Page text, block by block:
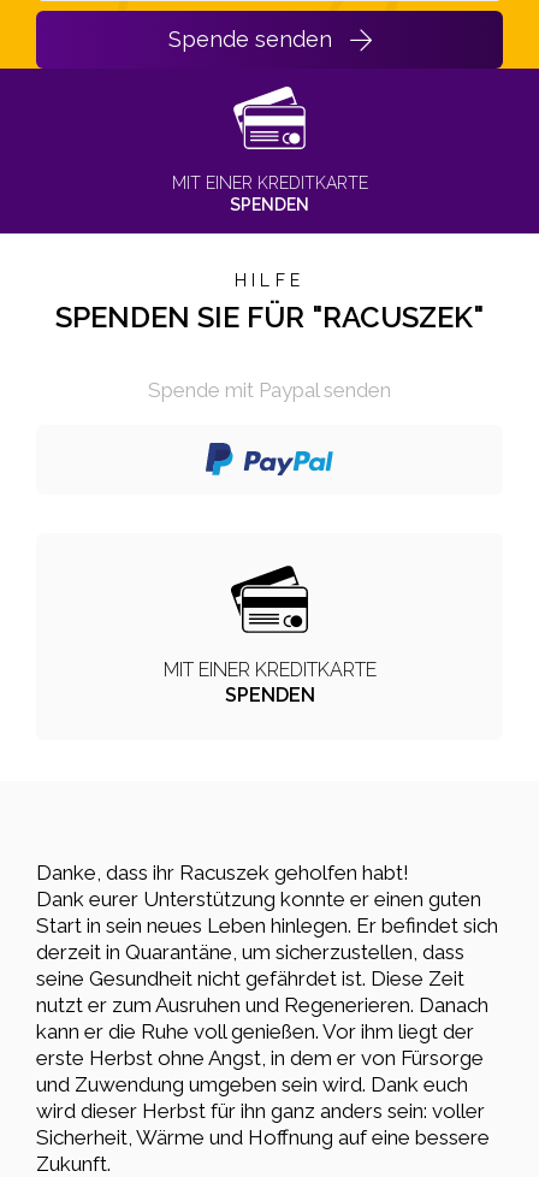
Spende senden
MIT EINER KREDITKARTE
SPENDEN
HILFE
SPENDEN SIE FÜR "RACUSZEK"
Spende mit Paypal senden
MIT EINER KREDITKARTE
SPENDEN
Danke, dass ihr Racuszek geholfen habt!
Dank eurer Unterstützung konnte er einen guten
Start in sein neues Leben hinlegen. Er befindet sich
derzeit in Quarantäne, um sicherzustellen, dass
seine Gesundheit nicht gefährdet ist. Diese Zeit
nutzt er zum Ausruhen und Regenerieren. Danach
kann er die Ruhe voll genießen. Vor ihm liegt der
erste Herbst ohne Angst, in dem er von Fürsorge
und Zuwendung umgeben sein wird. Dank euch
wird dieser Herbst für ihn ganz anders sein: voller
Sicherheit, Wärme und Hoffnung auf eine bessere
Zukunft.